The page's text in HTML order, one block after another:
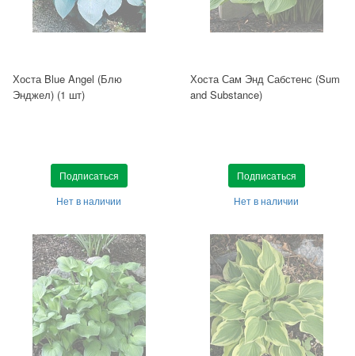
Хоста Blue Angel (Блю
Энджел) (1 шт)
Подписаться
Нет в наличии
Хоста Сам Энд Сабстенс (Sum
and Substance)
Подписаться
Нет в наличии